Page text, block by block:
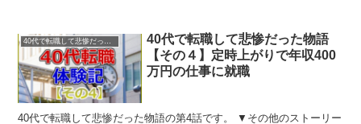
40代で転職して悲惨だった物語
40代で転職して悲惨だった物語
【その４】定時上がりで年収400
万円の仕事に就職
40代で転職して悲惨だった物語の第4話です。 ▼その他のストーリー